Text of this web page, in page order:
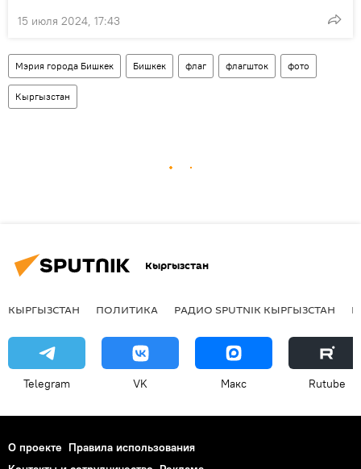
15 июля 2024, 17:43
Мэрия города Бишкек Бишкек флаг флагшток фото
Кыргызстан
Кыргызстан
КЫРГЫЗСТАН ПОЛИТИКА РАДИО SPUTNIK КЫРГЫЗСТАН
Telegram VK Макс Rutube
О проекте Правила использования